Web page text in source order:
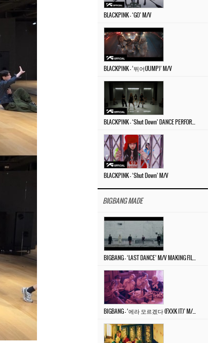
BLACKPINK – ‘GO’ M/V
BLACKPINK – ‘뛰어(JUMP)’ M/V
BLACKPINK – ‘Shut Down’ M/V
BIGBANG MADE